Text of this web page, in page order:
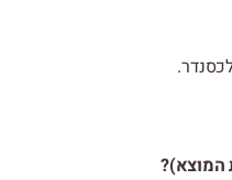
המוצא)?